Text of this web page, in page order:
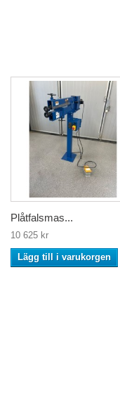
Plåtfalsmas...
10 625 kr
Lägg till i varukorgen